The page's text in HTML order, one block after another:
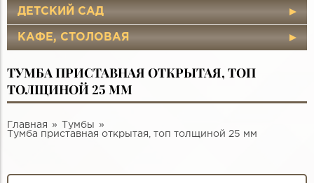
ДЕТСКИЙ САД
КАФЕ, СТОЛОВАЯ
ТУМБА ПРИСТАВНАЯ ОТКРЫТАЯ, ТОП
ТОЛЩИНОЙ 25 ММ
Главная
Тумбы
Тумба приставная открытая, топ толщиной 25 мм